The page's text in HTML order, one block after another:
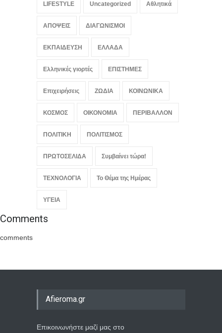
LIFESTYLE Uncategorized Αθλητικά
ΑΠΟΨΕΙΣ ΔΙΑΓΩΝΙΣΜΟΙ
ΕΚΠΑΙΔΕΥΣΗ ΕΛΛΑΔΑ
Ελληνικές γιορτές ΕΠΙΣΤΗΜΕΣ
Επιχειρήσεις ΖΩΔΙΑ ΚΟΙΝΩΝΙΚΑ
ΚΟΣΜΟΣ ΟΙΚΟΝΟΜΙΑ ΠΕΡΙΒΑΛΛΟΝ
ΠΟΛΙΤΙΚΗ ΠΟΛΙΤΙΣΜΟΣ
ΠΡΩΤΟΣΕΛΙΔΑ Συμβαίνει τώρα!
ΤΕΧΝΟΛΟΓΙΑ Το Θέμα της Ημέρας
ΥΓΕΙΑ
Comments
comments
Afieroma.gr
Επικοινωνήστε μαζί μας στο